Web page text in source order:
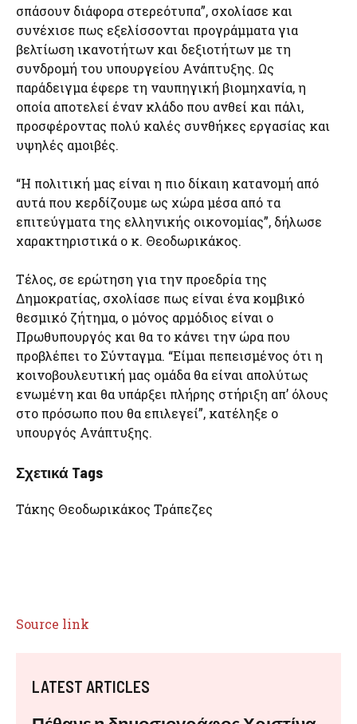
σπάσουν διάφορα στερεότυπα”, σχολίασε και
συνέχισε πως εξελίσσονται προγράμματα για
βελτίωση ικανοτήτων και δεξιοτήτων με τη
συνδρομή του υπουργείου Ανάπτυξης. Ως
παράδειγμα έφερε τη ναυπηγική βιομηχανία, η
οποία αποτελεί έναν κλάδο που ανθεί και πάλι,
προσφέροντας πολύ καλές συνθήκες εργασίας και
υψηλές αμοιβές.
“Η πολιτική μας είναι η πιο δίκαιη κατανομή από
αυτά που κερδίζουμε ως χώρα μέσα από τα
επιτεύγματα της ελληνικής οικονομίας”, δήλωσε
χαρακτηριστικά ο κ. Θεοδωρικάκος.
Τέλος, σε ερώτηση για την προεδρία της
Δημοκρατίας, σχολίασε πως είναι ένα κομβικό
θεσμικό ζήτημα, ο μόνος αρμόδιος είναι ο
Πρωθυπουργός και θα το κάνει την ώρα που
προβλέπει το Σύνταγμα. “Είμαι πεπεισμένος ότι η
κοινοβουλευτική μας ομάδα θα είναι απολύτως
ενωμένη και θα υπάρξει πλήρης στήριξη απ’ όλους
στο πρόσωπο που θα επιλεγεί”, κατέληξε ο
υπουργός Ανάπτυξης.
Σχετικά Tags
Τάκης Θεοδωρικάκος Τράπεζες
Source link
LATEST ARTICLES